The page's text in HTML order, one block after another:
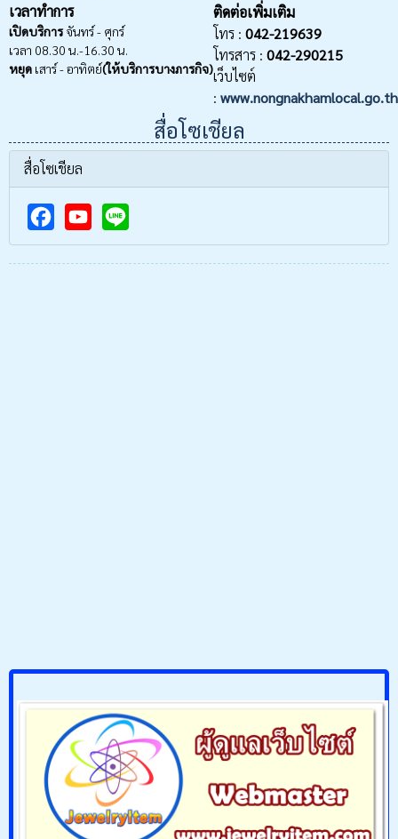
เวลาทำการ
เปิดบริการจันทร์ - ศุกร์
เวลา 08.30 น.-16.30 น.
หยุด เสาร์ - อาทิตย์(ให้บริการบางภารกิจ)
ติดต่อเพิ่มเติม
โทร : 042-219639
โทรสาร : 042-290215
เว็บไซต์
: www.nongnakhamlocal.go.th
สื่อโซเชียล
สื่อโซเชียล
F
a
Y
o